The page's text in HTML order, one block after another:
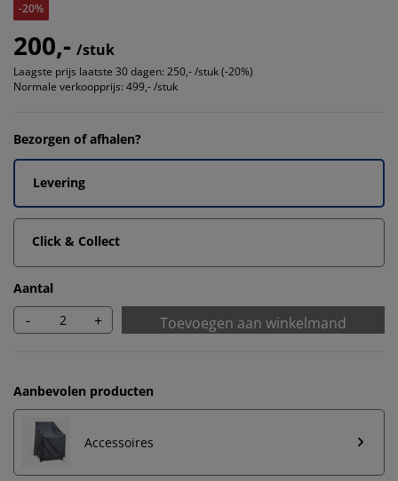
-20%
200,- /stuk
Laagste prijs laatste 30 dagen: 250,- /stuk (-20%)
Normale verkoopprijs: 499,- /stuk
Bezorgen of afhalen?
Levering
Click & Collect
Aantal
- + Toevoegen aan winkelmand
Aanbevolen producten
Accessoires